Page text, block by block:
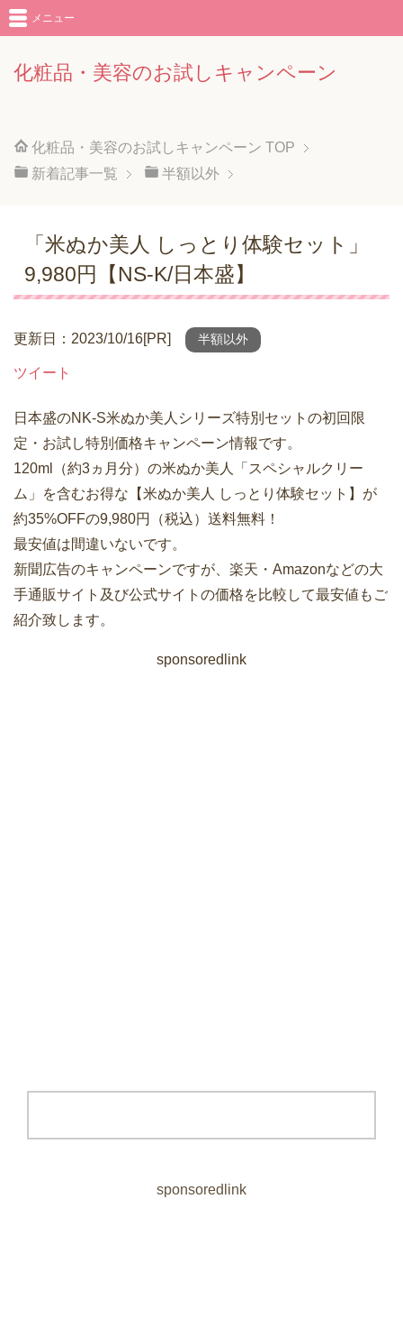
化粧品・美容のお試しキャンペーン
メニュー
化粧品・美容のお試しキャンペーン TOP
新着記事一覧
半額以外
「米ぬか美人 しっとり体験セット」
9,980円【NS-K/日本盛】
更新日：2023/10/16[PR] 半額以外
ツイート
日本盛のNK-S米ぬか美人シリーズ特別セットの初回限
定・お試し特別価格キャンペーン情報です。
120ml（約3ヵ月分）の米ぬか美人「スペシャルクリー
ム」を含むお得な【米ぬか美人 しっとり体験セット】が
約35%OFFの9,980円（税込）送料無料！
最安値は間違いないです。
新聞広告のキャンペーンですが、楽天・Amazonなどの大
手通販サイト及び公式サイトの価格を比較して最安値もご
紹介致します。
sponsoredlink
sponsoredlink